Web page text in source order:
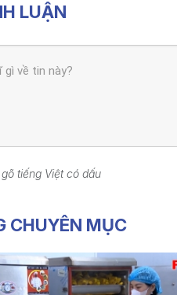
LUẬN
tiếng Việt có dấu
CHUYÊN MỤC